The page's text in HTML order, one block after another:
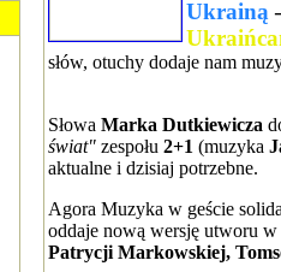
Ukrainą
słów, otuchy dodaje nam
Słowa Marka Dutkiewicza
świat" zespołu 2+1 (muzyka
aktualne i dzisiaj potrzebne.
Agora Muzyka w geście
oddaje nową wersję utworu
Patrycji Markowskiej,